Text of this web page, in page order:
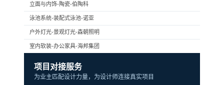
立面与内饰-陶瓷-伯陶科
泳池系统-装配式泳池-诺亚
户外灯光-景观灯光-森朝照明
室内软装-办公家具-海邦集团
项目对接服务
为业主匹配设计力量，为设计师连接真实项目